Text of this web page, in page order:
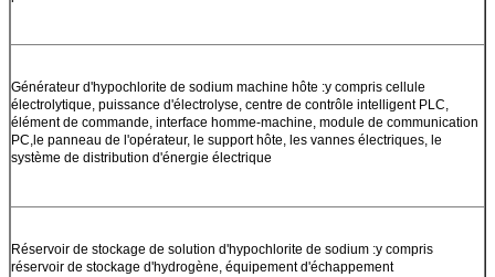
Générateur d'hypochlorite de sodium machine hôte :y compris cellule
électrolytique, puissance d'électrolyse, centre de contrôle intelligent PLC,
élément de commande, interface homme-machine, module de communication
PC,le panneau de l'opérateur, le support hôte, les vannes électriques, le
système de distribution d'énergie électrique
Réservoir de stockage de solution d'hypochlorite de sodium :y compris
réservoir de stockage d'hydrogène, équipement d'échappement